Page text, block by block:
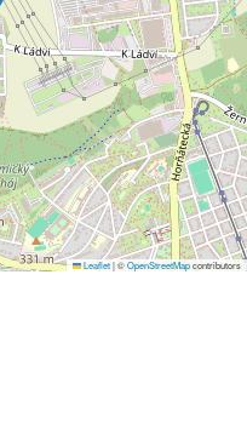
Leaflet|©OpenStreetMapcontributors